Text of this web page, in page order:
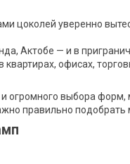
цоколей уверенно
Актобе — и в
офисах,
огромного выбора форм,
правильно подобрать